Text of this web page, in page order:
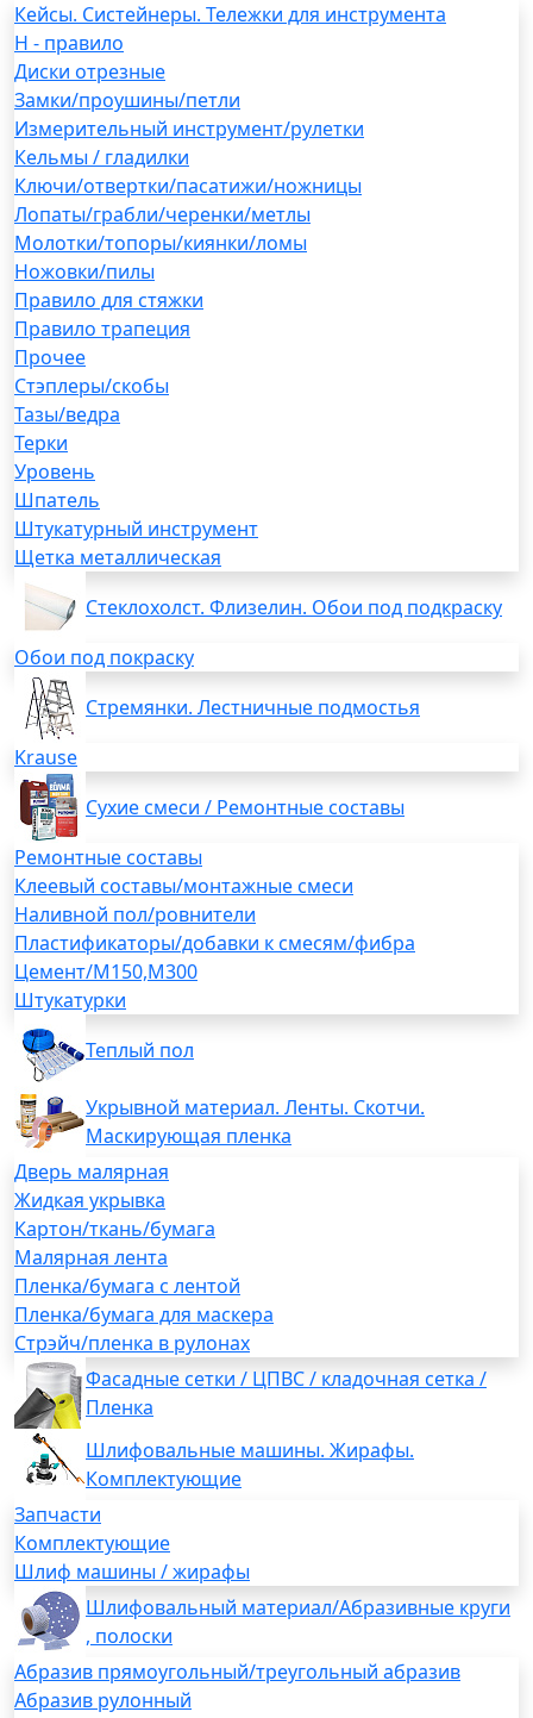
Кейсы. Систейнеры. Тележки для инструмента
H - правило
Диски отрезные
Замки/проушины/петли
Измерительный инструмент/рулетки
Кельмы / гладилки
Ключи/отвертки/пасатижи/ножницы
Лопаты/грабли/черенки/метлы
Молотки/топоры/киянки/ломы
Ножовки/пилы
Правило для стяжки
Правило трапеция
Прочее
Стэплеры/скобы
Тазы/ведра
Терки
Уровень
Шпатель
Штукатурный инструмент
Щетка металлическая
Стеклохолст. Флизелин. Обои под подкраску
Обои под покраску
Стремянки. Лестничные подмостья
Krause
Сухие смеси / Ремонтные составы
Ремонтные составы
Клеевый составы/монтажные смеси
Наливной пол/ровнители
Пластификаторы/добавки к смесям/фибра
Цемент/М150,М300
Штукатурки
Теплый пол
Укрывной материал. Ленты. Скотчи.
Маскирующая пленка
Дверь малярная
Жидкая укрывка
Картон/ткань/бумага
Малярная лента
Пленка/бумага с лентой
Пленка/бумага для маскера
Стрэйч/пленка в рулонах
Фасадные сетки / ЦПВС / кладочная сетка /
Пленка
Шлифовальные машины. Жирафы.
Комплектующие
Запчасти
Комплектующие
Шлиф машины / жирафы
Шлифовальный материал/Абразивные круги
, полоски
Абразив прямоугольный/треугольный абразив
Абразив рулонный